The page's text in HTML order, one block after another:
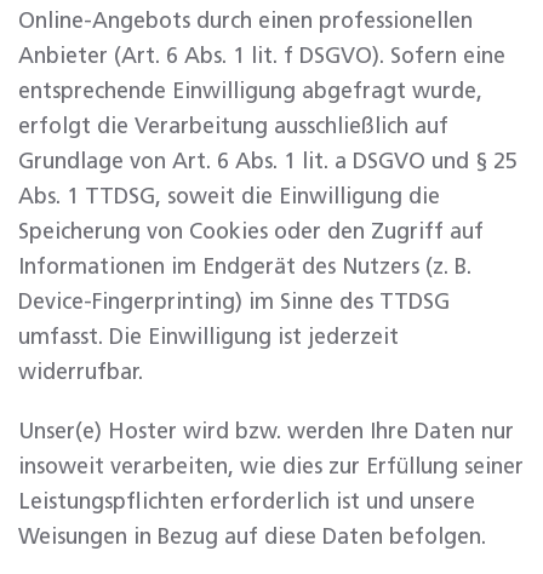
Online-Angebots durch einen professionellen
Anbieter (Art. 6 Abs. 1 lit. f DSGVO). Sofern eine
entsprechende Einwilligung abgefragt wurde,
erfolgt die Verarbeitung ausschließlich auf
Grundlage von Art. 6 Abs. 1 lit. a DSGVO und § 25
Abs. 1 TTDSG, soweit die Einwilligung die
Speicherung von Cookies oder den Zugriff auf
Informationen im Endgerät des Nutzers (z. B.
Device-Fingerprinting) im Sinne des TTDSG
umfasst. Die Einwilligung ist jederzeit
widerrufbar.
Unser(e) Hoster wird bzw. werden Ihre Daten nur
insoweit verarbeiten, wie dies zur Erfüllung seiner
Leistungspflichten erforderlich ist und unsere
Weisungen in Bezug auf diese Daten befolgen.